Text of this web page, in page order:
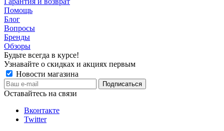
Помощь
Блог
Вопросы
Бренды
Обзоры
Будьте всегда в курсе!
Узнавайте о скидках и акциях первым
Новости магазина
Оставайтесь на связи
Вконтакте
Twitter